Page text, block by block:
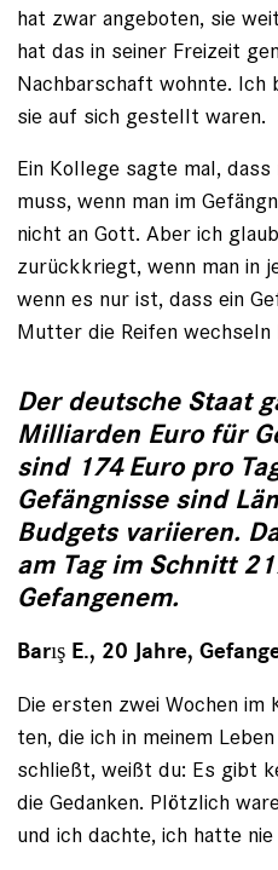
hat zwar angeboten, sie
hat das in seiner Freizeit
Nachbarschaft wohnte. Ich
sie auf sich gestellt waren.
Ein Kollege sagte mal,
muss, wenn man im
nicht an Gott. Aber ich
zurückkriegt, wenn man in
wenn es nur ist, dass ein
Mutter die Reifen wechseln
Der deutsche Staat
Milliarden Euro für
sind 174 Euro pro
Gefängnisse sind
Budgets variieren.
am Tag im Schnitt
Gefangenem.
Barış E., 20 Jahre,
Die ersten zwei Wochen
ten, die ich in meinem
schließt, weißt du: Es gibt
die Gedanken. Plötzlich
und ich dachte, ich hatte